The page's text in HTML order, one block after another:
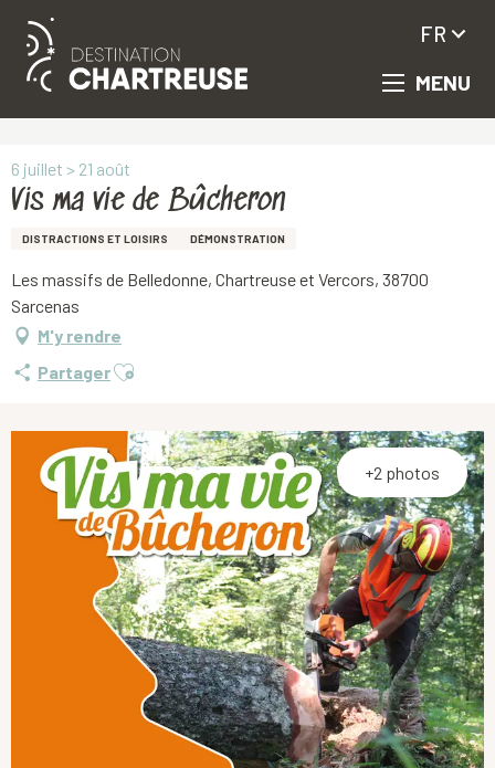
Aller
principal
MENU
FR
6 juillet > 21 août
Vis ma vie de Bûcheron
DISTRACTIONS ET LOISIRS DÉMONSTRATION
Les massifs de Belledonne, Chartreuse et Vercors, 38700
Sarcenas
M'y rendre
PartagerAjouter aux favoris
+2 photos